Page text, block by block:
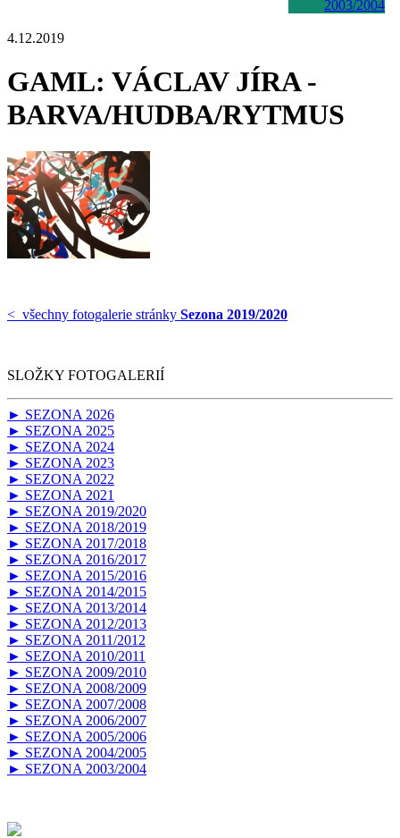
2003/2004
4.12.2019
GAML: VÁCLAV JÍRA -
BARVA/HUDBA/RYTMUS
< všechny fotogalerie stránky Sezona 2019/2020
SLOŽKY FOTOGALERIÍ
► SEZONA 2026
► SEZONA 2025
► SEZONA 2024
► SEZONA 2023
► SEZONA 2022
► SEZONA 2021
► SEZONA 2019/2020
► SEZONA 2018/2019
► SEZONA 2017/2018
► SEZONA 2016/2017
► SEZONA 2015/2016
► SEZONA 2014/2015
► SEZONA 2013/2014
► SEZONA 2012/2013
► SEZONA 2011/2012
► SEZONA 2010/2011
► SEZONA 2009/2010
► SEZONA 2008/2009
► SEZONA 2007/2008
► SEZONA 2006/2007
► SEZONA 2005/2006
► SEZONA 2004/2005
► SEZONA 2003/2004